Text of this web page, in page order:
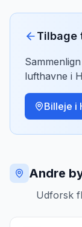
Tilbage
lufthavne i
Billeje i
Andre
Udforsk